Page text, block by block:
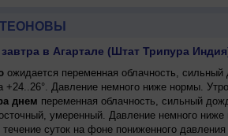
в Агартале (Штат Трипура
ожидается переменная облачность, сильный
+24..26°. Давление немного ниже нормы.
днем переменная облачность, сильный
умеренный. Давление немного
суток на фоне пониженного